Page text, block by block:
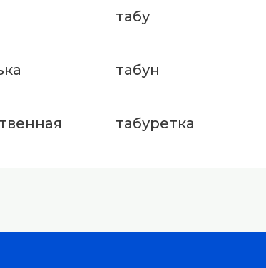
табу
табун
табуретка